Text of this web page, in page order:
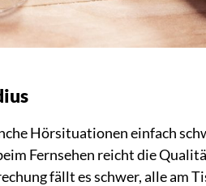
Hörsituationen einfach
Fernsehen reicht die
fällt es schwer, alle am